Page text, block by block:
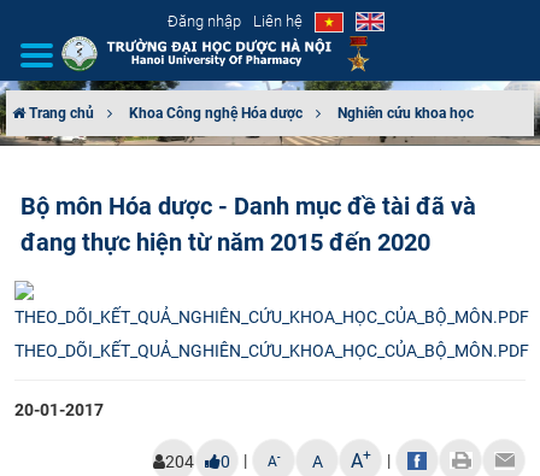
Đăng nhập Liên hệ
CƠ CẤU TỔ CHỨC
TUYỂN SINH
ĐÀO TẠO
KHOA HỌC CÔNG NGHỆ
Trang chủ Khoa Công nghệ Hóa dược Nghiên cứu khoa học
Bộ môn Hóa dược - Danh mục đề tài đã và
đang thực hiện từ năm 2015 đến 2020
THEO_DÕI_KẾT_QUẢ_NGHIÊN_CỨU_KHOA_HỌC_CỦA_BỘ_MÔN.PDF
20-01-2017
204 0 | A- A A+ |